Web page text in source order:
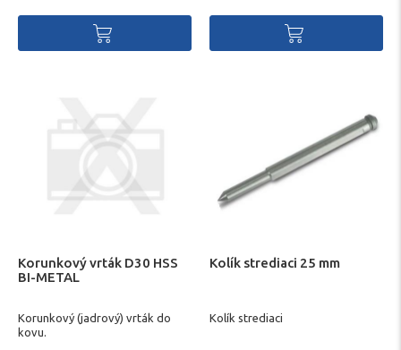
Korunkový vrták D30 HSS
BI-METAL
Korunkový (jadrový) vrták do
kovu.
Kolík strediaci 25 mm
Kolík strediaci